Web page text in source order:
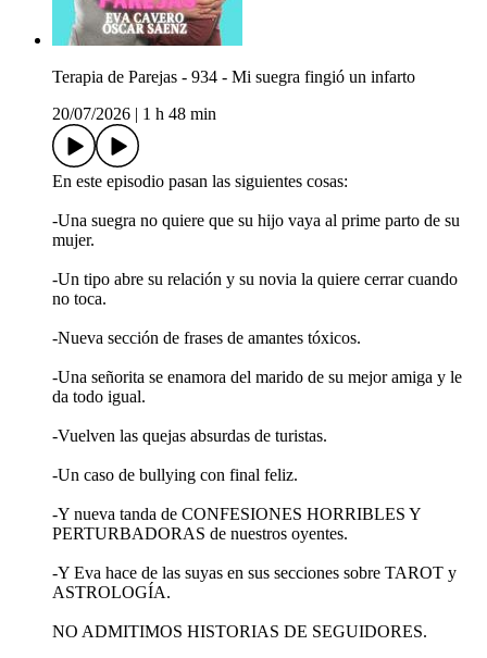
Terapia de Parejas - 934 - Mi suegra fingió un infarto
20/07/2026
1 h 48 min
En este episodio pasan las siguientes cosas:
-Una suegra no quiere que su hijo vaya al prime parto de su
mujer.
-Un tipo abre su relación y su novia la quiere cerrar cuando
no toca.
-Nueva sección de frases de amantes tóxicos.
-Una señorita se enamora del marido de su mejor amiga y le
da todo igual.
-Vuelven las quejas absurdas de turistas.
-Un caso de bullying con final feliz.
-Y nueva tanda de CONFESIONES HORRIBLES Y
PERTURBADORAS de nuestros oyentes.
-Y Eva hace de las suyas en sus secciones sobre TAROT y
ASTROLOGÍA.
NO ADMITIMOS HISTORIAS DE SEGUIDORES.